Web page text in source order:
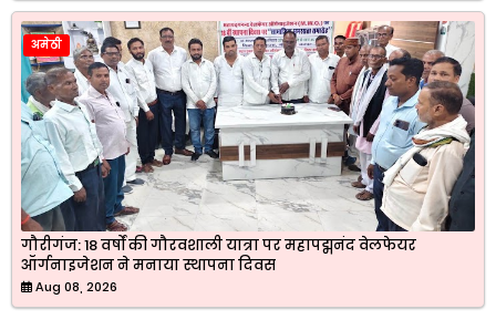
अमेठी
गौरीगंज: 18 वर्षों की गौरवशाली यात्रा पर महापद्मनंद वेलफेयर
ऑर्गनाइजेशन ने मनाया स्थापना दिवस
Aug 08, 2026